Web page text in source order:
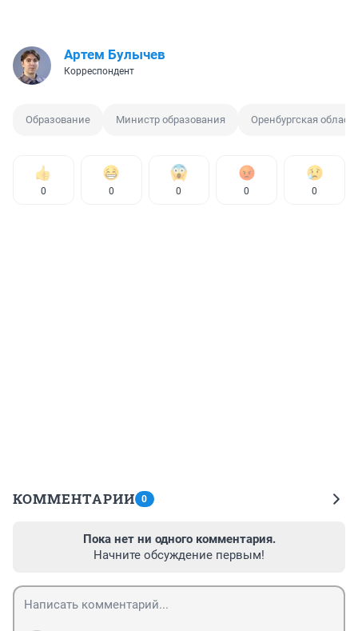
Артем Булычев
Корреспондент
Образование Министр образования Оренбургская
0 0 0 0 0
КОММЕНТАРИИ 0
Пока нет ни одного комментария.
Начните обсуждение первым!